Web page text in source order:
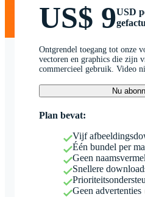
US$ 9USD
Ontgrendel toegang tot onze
vectoren en graphics die zijn
commercieel gebruik. Video
Nu
Plan bevat:
Vijf
Één bundel per
Geen
Snellere
Geen advertenties